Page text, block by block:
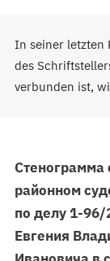
In seiner letzten
des
verbunden ist,
Стенограмма
районном
по делу 1-96/
Евгения